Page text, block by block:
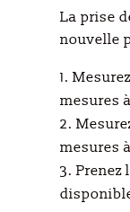
La prise
nouvelle
mesures
mesures
Prenez